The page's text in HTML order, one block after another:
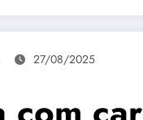
27/08/2025